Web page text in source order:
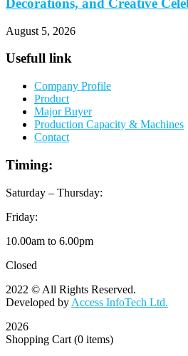
Decorations, and Creative
August 5, 2026
Usefull link
Company Profile
Product
Major Buyer
Production Capacity & Machines
Contact
Timing:
Saturday – Thursday:
Friday:
10.00am to 6.00pm
Closed
2022 © All Rights Reserved.
Developed by Access InfoTech Ltd.
2026
Shopping Cart (0 items)